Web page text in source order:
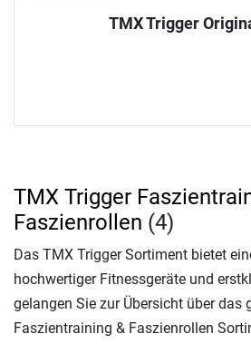
TMX Trigger
TMX Trigger
Faszienrollen (4)
Das TMX Trigger Sortiment bietet
hochwertiger Fitnessgeräte und
gelangen Sie zur Übersicht über das
Faszientraining & Faszienrollen